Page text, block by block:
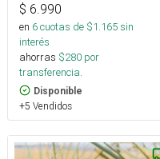
$ 6.990
en 6cuotas de $1.165sin
interés
ahorras $280 por
transferencia.
Disponible
+5 Vendidos